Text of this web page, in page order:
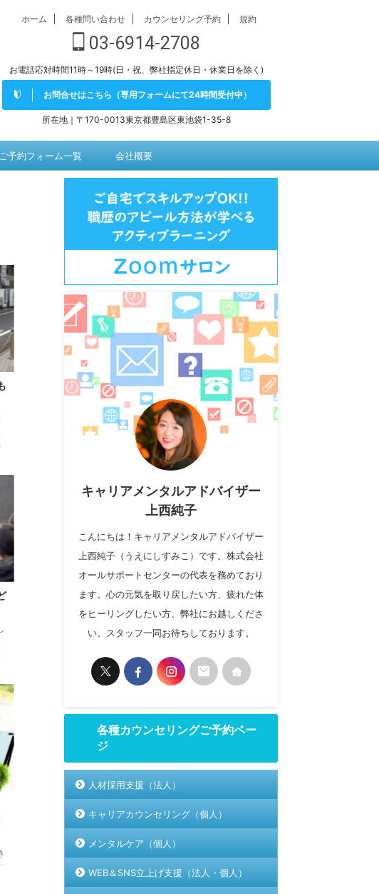
ホーム 各種問い合わせ カウンセリング予約 規約
03-6914-2708
お電話応対時間11時～19時(日・祝、弊社指定休日・休業日を除く)
お問合せはこちら（専用フォームにて24時間受付中）
所在地｜〒170-0013東京都豊島区東池袋1-35-8
ご予約フォーム一覧 会社概要
キャリアメンタルアドバイザー
上西純子
こんにちは！キャリアメンタルアドバイザー
上西純子（うえにしすみこ）です。株式会社
オールサポートセンターの代表を務めており
ます。心の元気を取り戻したい方、疲れた体
をヒーリングしたい方、弊社にお越しくださ
い。スタッフ一同お待ちしております。
各種カウンセリングご予約ペー
ジ
人材採用支援（法人）
キャリアカウンセリング（個人）
メンタルケア（個人）
WEB＆SNS立上げ支援（法人・個人）